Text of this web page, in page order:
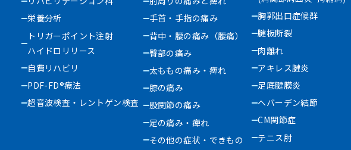
栄養分析
トリガーポイント注射
ハイドロリリース
自費リハビリ
PDF-FD®療法
超音波検査・レントゲン検査
手首・手指の痛み
背中・腰の痛み（腰痛）
臀部の痛み
太ももの痛み・痺れ
膝の痛み
股関節の痛み
足の痛み・痺れ
その他の症状・できもの
胸郭出口症候群
腱板断裂
肉離れ
アキレス腱炎
足底腱膜炎
へバーデン結節
CM関節症
テニス肘